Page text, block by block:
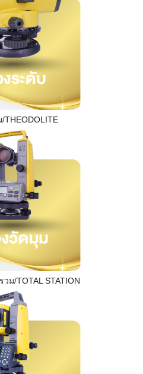
THEODOLITE
ม/TOTAL STATION